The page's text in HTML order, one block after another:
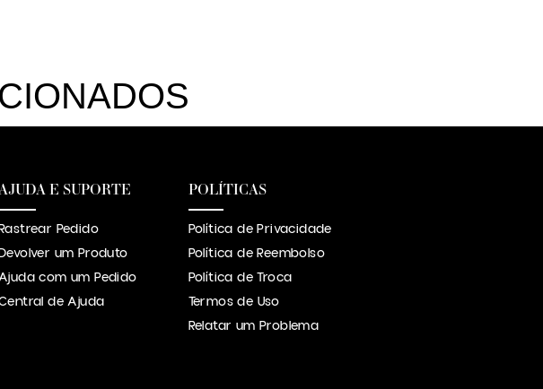
AJUDA E SUPORTE
Pedido
um Produto
com um Pedido
de Ajuda
POLÍTICAS
Política de Privacidade
Política de Reembolso
Política de Troca
Termos de Uso
Relatar um Problema